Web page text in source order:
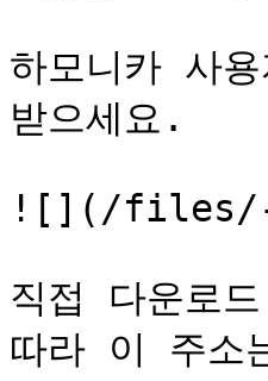
하모니카 사
받으세요.
![](/files/-
직접 다운로
따라 이 주소